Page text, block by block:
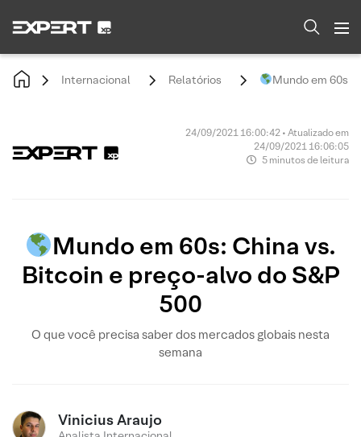
Internacional Relatórios Mundo em 60s:
24/09/2021 16:00:42 • Atualizado em
24/09/2021 16:06:05
5 minutos de leitura
Mundo em 60s: China vs.
Bitcoin e preço-alvo do S&P
500
O que você precisa saber dos mercados globais nesta
semana
Vinicius Araujo